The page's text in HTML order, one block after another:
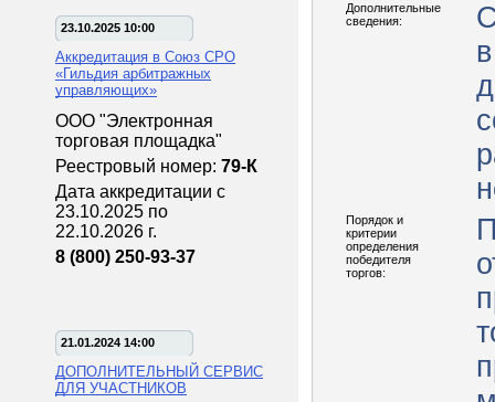
23.10.2025 10:00
Аккредитация в Союз СРО
«Гильдия арбитражных
управляющих»
ООО "Электронная
торговая площадка"
Реестровый номер: 79-К
Дата аккредитации с
23.10.2025 по
22.10.2026 г.
8 (800) 250-93-37
21.01.2024 14:00
ДОПОЛНИТЕЛЬНЫЙ СЕРВИС
ДЛЯ УЧАСТНИКОВ
Дополнительные
сведения:
Порядок и
критерии
определения
победителя
торгов: